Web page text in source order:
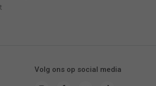
Volg ons op social media